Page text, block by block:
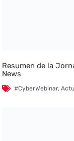
Resumen de la
News
#CyberWebinar,